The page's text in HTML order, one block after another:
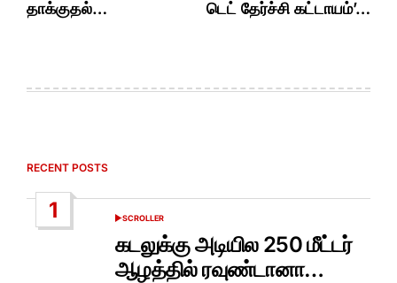
தாக்குதல்… டெட் தேர்ச்சி கட்டாயம்’…
RECENT POSTS
1
POSTED
SCROLLER
கடலுக்கு அடியில 250 மீட்டர்
ஆழத்தில் ரவுண்டானா…